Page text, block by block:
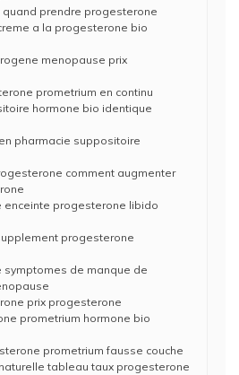
prendre progesterone
a la progesterone bio
menopause prix
prometrium en continu
hormone bio identique
pharmacie suppositoire
comment augmenter
progesterone libido
progesterone
de manque de
prix progesterone
prometrium hormone bio
prometrium fausse couche
tableau taux progesterone